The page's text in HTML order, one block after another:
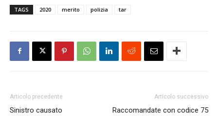
TAGS 2020 merito polizia tar
Articolo precedente
Sinistro causato
Articolo successivo
Raccomandate con codice 75